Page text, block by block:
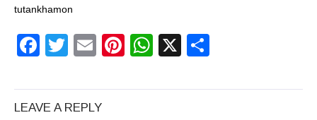
Solomon
Salvat de la înec de
fiinţe verzi
cerul Spaniei
tutankhamon
Facebook
Twitter
EmailPinterest
WhatsApp
X
LEAVE A REPLY